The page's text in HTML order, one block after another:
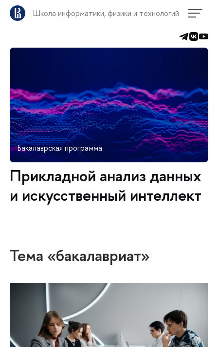
Школа информатики, физики и технологий
Бакалаврская программа
Прикладной анализ данных
и искусственный интеллект
Тема «бакалавриат»